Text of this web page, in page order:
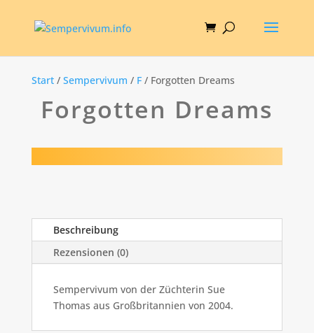
Start/ Sempervivum / F/ Forgotten Dreams
Forgotten Dreams
Beschreibung
Rezensionen (0)
Sempervivum von der Züchterin Sue
Thomas aus Großbritannien von 2004.